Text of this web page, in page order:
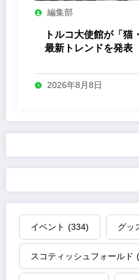
編集部
トルコ大使館が「猫
最新トレンドを発表
2026年8月8日
イベント (334) グッ
スコティッシュフォールド